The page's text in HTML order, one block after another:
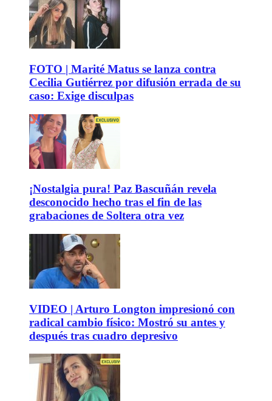
FOTO | Marité Matus se lanza contra
Cecilia Gutiérrez por difusión errada de su
caso: Exige disculpas
¡Nostalgia pura! Paz Bascuñán revela
desconocido hecho tras el fin de las
grabaciones de Soltera otra vez
VIDEO | Arturo Longton impresionó con
radical cambio físico: Mostró su antes y
después tras cuadro depresivo